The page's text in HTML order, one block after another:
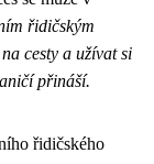
řidičským
cesty a užívat si
přináší.
řidičského